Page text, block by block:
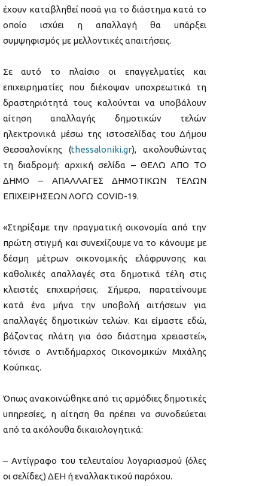
έχουν καταβληθεί ποσά για το διάστημα κατά το
οποίο ισχύει η απαλλαγή θα υπάρξει
συμψηφισμός με μελλοντικές απαιτήσεις.
Σε αυτό το πλαίσιο οι επαγγελματίες και
επιχειρηματίες που διέκοψαν υποχρεωτικά τη
δραστηριότητά τους καλούνται να υποβάλουν
αίτηση απαλλαγής δημοτικών τελών
ηλεκτρονικά μέσω της ιστοσελίδας του Δήμου
Θεσσαλονίκης (thessaloniki.gr), ακολουθώντας
τη διαδρομή: αρχική σελίδα – ΘΕΛΩ ΑΠΟ ΤΟ
ΔΗΜΟ – ΑΠΑΛΛΑΓΕΣ ΔΗΜΟΤΙΚΩΝ ΤΕΛΩΝ
ΕΠΙΧΕΙΡΗΣΕΩΝ ΛΟΓΩ COVID-19.
«Στηρίξαμε την πραγματική οικονομία από την
πρώτη στιγμή και συνεχίζουμε να το κάνουμε με
δέσμη μέτρων οικονομικής ελάφρυνσης και
καθολικές απαλλαγές στα δημοτικά τέλη στις
κλειστές επιχειρήσεις. Σήμερα, παρατείνουμε
κατά ένα μήνα την υποβολή αιτήσεων για
απαλλαγές δημοτικών τελών. Και είμαστε εδώ,
βάζοντας πλάτη για όσο διάστημα χρειαστεί»,
τόνισε ο Αντιδήμαρχος Οικονομικών Μιχάλης
Κούπκας.
Όπως ανακοινώθηκε από τις αρμόδιες δημοτικές
υπηρεσίες, η αίτηση θα πρέπει να συνοδεύεται
από τα ακόλουθα δικαιολογητικά:
– Αντίγραφο του τελευταίου λογαριασμού (όλες
οι σελίδες) ΔΕΗ ή εναλλακτικού παρόχου.